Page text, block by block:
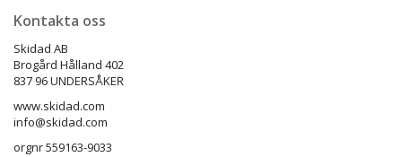
Kontakta oss
Skidad AB
Brogård Hålland 402
837 96 UNDERSÅKER
www.skidad.com
info@skidad.com
orgnr 559163-9033